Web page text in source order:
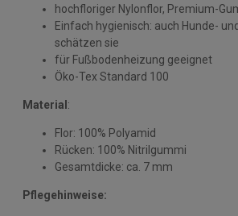
hochfloriger Nylonflor, Premium-
Einfach hygienisch: auch Hunde-
schätzen sie
für Fußbodenheizung geeignet
Öko-Tex Standard 100
Material :
Flor: 100% Polyamid
Rücken: 100% Nitrilgummi
Gesamtdicke: ca. 7 mm
Pflegehinweise: